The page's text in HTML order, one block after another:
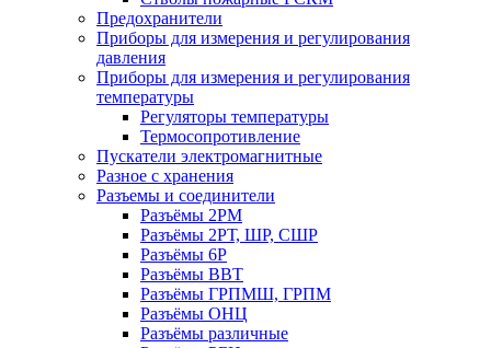
Предохранители
Приборы для измерения и регулирования
давления
Приборы для измерения и регулирования
температуры
Регуляторы температуры
Термосопротивление
Пускатели электромагнитные
Разное с хранения
Разъемы и соединители
Разъёмы 2РМ
Разъёмы 2РТ, ШР, СШР
Разъёмы 6Р
Разъёмы ВВТ
Разъёмы ГРПМШ, ГРПМ
Разъёмы ОНЦ
Разъёмы различные